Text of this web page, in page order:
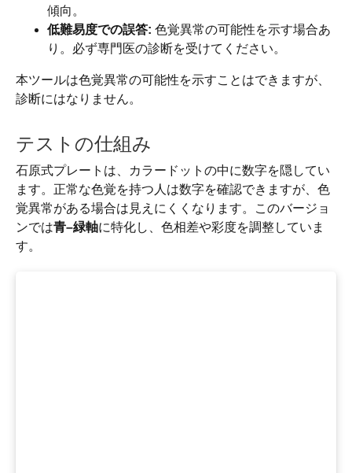
傾向。
低難易度での誤答: 色覚異常の可能性を示す場合あ
り。必ず専門医の診断を受けてください。
本ツールは色覚異常の可能性を示すことはできますが、
診断にはなりません。
テストの仕組み
石原式プレートは、カラードットの中に数字を隠してい
ます。正常な色覚を持つ人は数字を確認できますが、色
覚異常がある場合は見えにくくなります。このバージョ
ンでは青–緑軸に特化し、色相差や彩度を調整していま
す。